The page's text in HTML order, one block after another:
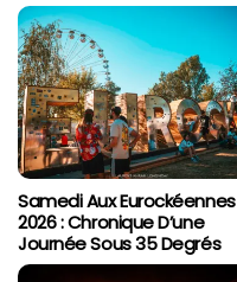
Samedi Aux Eurockéennes
2026 : Chronique D’une
Journée Sous 35 Degrés